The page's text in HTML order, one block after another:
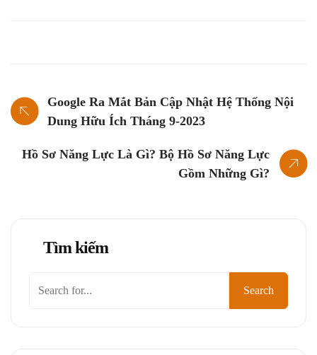
Google Ra Mắt Bản Cập Nhật Hệ Thống Nội
Dung Hữu Ích Tháng 9-2023
Hồ Sơ Năng Lực Là Gì? Bộ Hồ Sơ Năng Lực
Gồm Những Gì?
Tìm kiếm
Search